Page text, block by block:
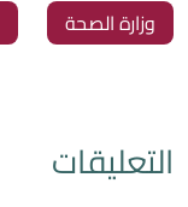
‏وزارة الصحة
التعليقات